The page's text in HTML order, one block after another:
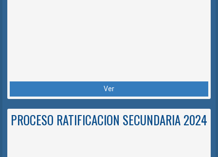
Ver
PROCESO RATIFICACION SECUNDARIA 2024